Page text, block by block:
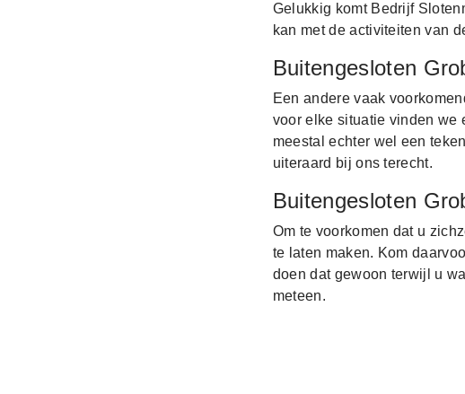
Gelukkig komt Bedrijf
kan met de activiteiten van
Buitengesloten
Een andere vaak
voor elke situatie vinden we
meestal echter wel een
uiteraard bij ons terecht.
Buitengesloten
Om te voorkomen dat u
te laten maken. Kom
doen dat gewoon terwijl u
meteen.